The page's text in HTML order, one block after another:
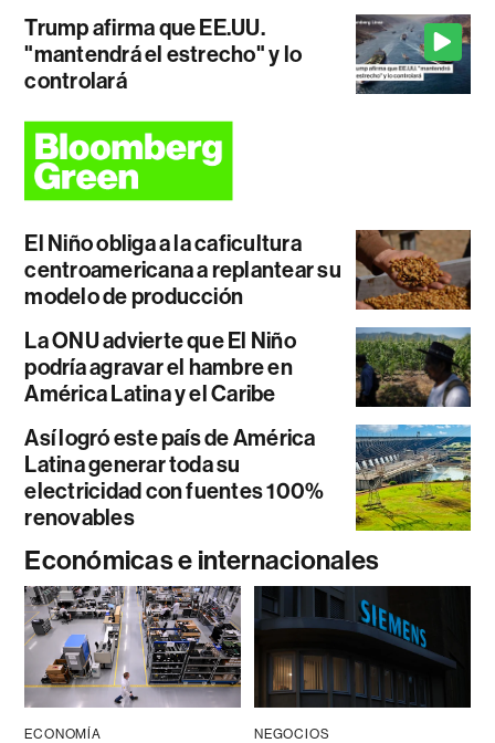
Trump afirma que EE.UU.
"mantendrá el estrecho" y lo
controlará
El Niño obliga a la caficultura
centroamericana a replantear su
modelo de producción
La ONU advierte que El Niño
podría agravar el hambre en
América Latina y el Caribe
Así logró este país de América
Latina generar toda su
electricidad con fuentes 100%
renovables
Económicas e internacionales
ECONOMÍA NEGOCIOS